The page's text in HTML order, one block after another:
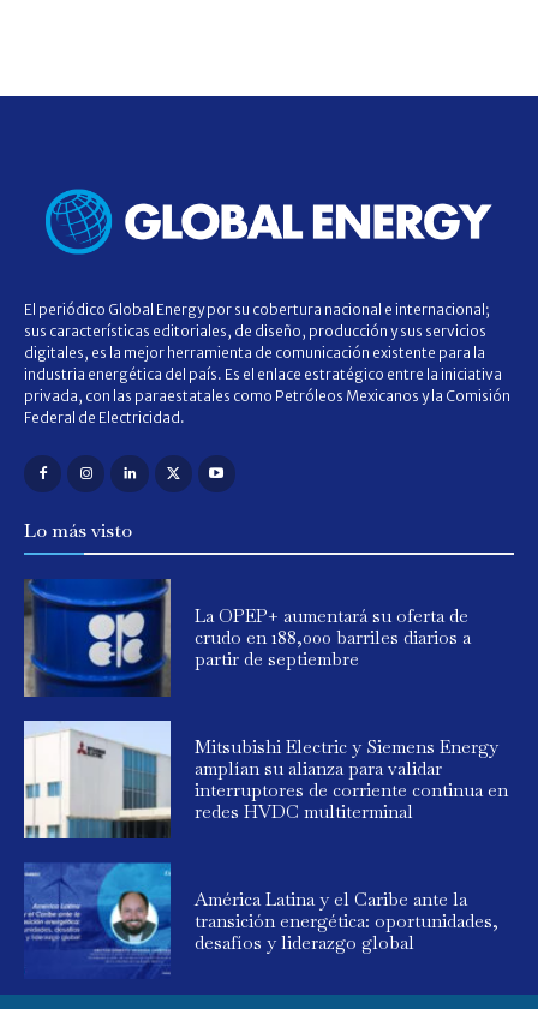
El periódico Global Energy por su cobertura nacional e internacional;
sus características editoriales, de diseño, producción y sus servicios
digitales, es la mejor herramienta de comunicación existente para la
industria energética del país. Es el enlace estratégico entre la iniciativa
privada, con las paraestatales como Petróleos Mexicanos y la Comisión
Federal de Electricidad.
Lo más visto
La OPEP+ aumentará su oferta de
crudo en 188,000 barriles diarios a
partir de septiembre
Mitsubishi Electric y Siemens Energy
amplían su alianza para validar
interruptores de corriente continua en
redes HVDC multiterminal
América Latina y el Caribe ante la
transición energética: oportunidades,
desafíos y liderazgo global